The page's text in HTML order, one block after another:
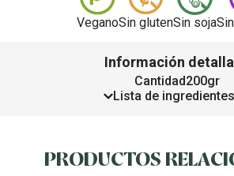
VeganoSin glutenSin soja
Información
Cantidad200gr
Lista de ingredientes
PRODUCTOS